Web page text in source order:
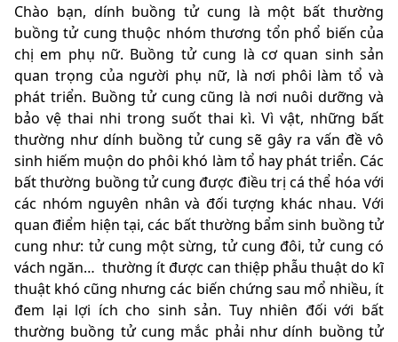
Chào bạn, dính buồng tử cung là một bất thường
buồng tử cung thuộc nhóm thương tổn phổ biến của
chị em phụ nữ. Buồng tử cung là cơ quan sinh sản
quan trọng của người phụ nữ, là nơi phôi làm tổ và
phát triển. Buồng tử cung cũng là nơi nuôi dưỡng và
bảo vệ thai nhi trong suốt thai kì. Vì vật, những bất
thường như dính buồng tử cung sẽ gây ra vấn đề vô
sinh hiếm muộn do phôi khó làm tổ hay phát triển. Các
bất thường buồng tử cung được điều trị cá thể hóa với
các nhóm nguyên nhân và đối tượng khác nhau. Với
quan điểm hiện tại, các bất thường bẩm sinh buồng tử
cung như: tử cung một sừng, tử cung đôi, tử cung có
vách ngăn… thường ít được can thiệp phẫu thuật do kĩ
thuật khó cũng nhưng các biến chứng sau mổ nhiều, ít
đem lại lợi ích cho sinh sản. Tuy nhiên đối với bất
thường buồng tử cung mắc phải như dính buồng tử